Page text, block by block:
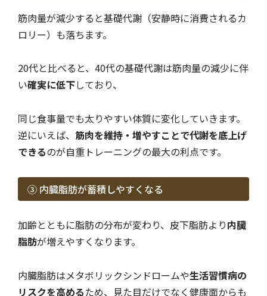
筋肉量が減少すると基礎代謝（安静時に消費されるカ
ロリー）も落ちます。
20代と比べると、40代の基礎代謝は筋肉量の減少に伴
い確実に低下しており、
同じ食事量でも太りやすい体質に変化していきます。
逆にいえば、 筋肉を維持・増やすことで代謝を底上げ
できるのが自重トレーニングの最大の利点です。
③ 内臓脂肪が蓄積しやすくなる
加齢とともに脂肪の分布が変わり、皮下脂肪より内臓
脂肪が増えやすくなります。
内臓脂肪はメタボリックシンドロームや生活習慣病の
リスクを高めるため、見た目だけでなく健康面からも